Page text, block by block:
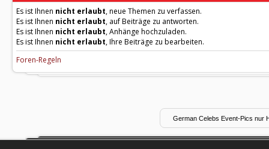
Es ist Ihnen nicht erlaubt, neue Themen zu verfassen.
Es ist Ihnen nicht erlaubt, auf Beiträge zu antworten.
Es ist Ihnen nicht erlaubt, Anhänge hochzuladen.
Es ist Ihnen nicht erlaubt, Ihre Beiträge zu bearbeiten.
Foren-Regeln